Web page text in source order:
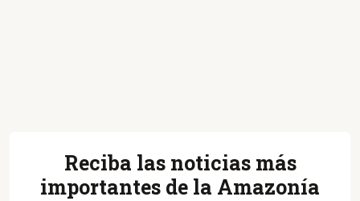
Reciba las noticias más
importantes de la Amazonía